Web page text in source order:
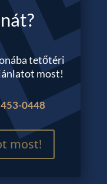
tetőtéri
most!
0448
most!